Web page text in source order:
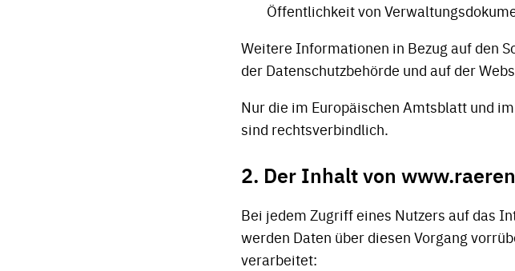
Öffentlichkeit von
Weitere Informationen in Bezug auf den
der Datenschutzbehörde und auf der
Nur die im Europäischen Amtsblatt und
sind rechtsverbindlich.
2. Der Inhalt von
Bei jedem Zugriff eines Nutzers auf das
werden Daten über diesen Vorgang
verarbeitet: